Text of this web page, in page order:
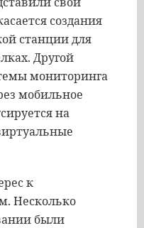
создания
станции для
Другой
мониторинга
мобильное
на
к
Несколько
были